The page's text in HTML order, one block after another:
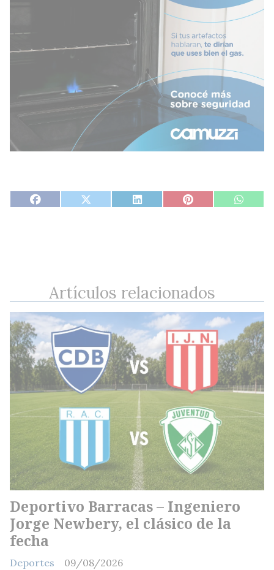
Artículos relacionados
Deportivo Barracas – Ingeniero
Jorge Newbery, el clásico de la
fecha
Deportes 09/08/2026